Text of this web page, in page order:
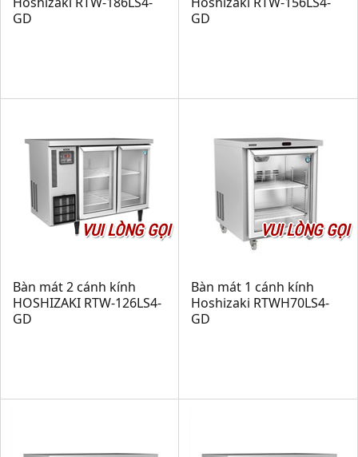
GD
GD
VUI LÒNG GỌI
Bàn mát 2 cánh kính
HOSHIZAKI RTW-126LS4-
GD
VUI LÒNG GỌI
Bàn mát 1 cánh kính
Hoshizaki RTWH70LS4-
GD